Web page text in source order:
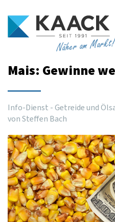
Näher am Markt!
Mais: Gewinne
Info-Dienst - Getreide und
von Steffen Bach